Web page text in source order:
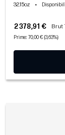
32.15oz •
2 378,91 € Brut
Prime: 70,00 € (3,63%)